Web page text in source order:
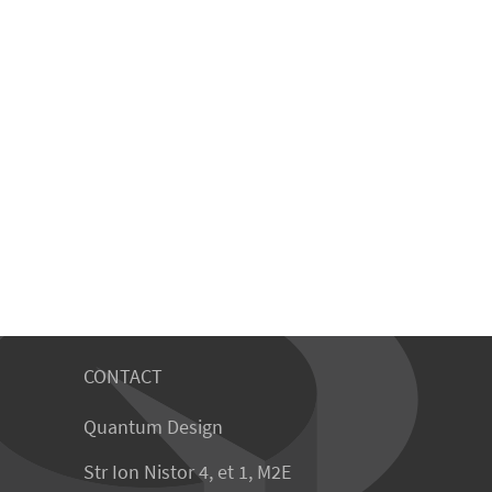
CONTACT
Quantum Design
Str Ion Nistor 4, et 1, M2E